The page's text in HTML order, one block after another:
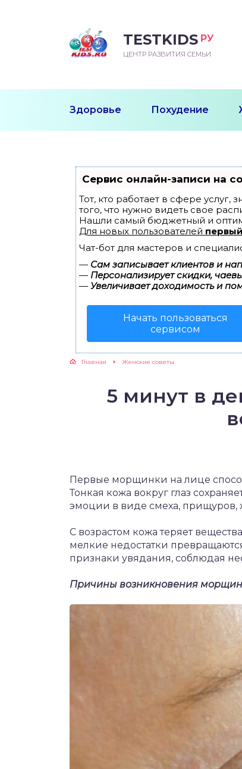
TESTKIDS РУ
ЦЕНТР РАЗВИТИЯ СЕМЬИ
Здоровье Похудение
Сервис онлайн-записи на
Тот, кто работает в сфере услуг,
того, что нужно видеть свое
Нашли самый бюджетный и
Для новых пользователей
Чат-бот для мастеров и
— Сам записывает клиентов и
— Персонализирует скидки,
— Увеличивает доходимость и
Начать пользоваться
сервисом
Главная Женские советы
5 минут в
Первые морщинки на лице
Тонкая кожа вокруг глаз
эмоции в виде смеха, прищуров,
С возрастом кожа теряет
мелкие недостатки
признаки увядания, соблюдая
Причины возникновения морщин
МЕСЯЦ
ПЕРВОГО
УЧИТСЯ
ПОСЛЕ ГОДА
К ШКОЛЕ
ДОШКОЛЬНИКА
ШКОЛА
ШКОЛЬНИКА
ШКОЛЬНИКА